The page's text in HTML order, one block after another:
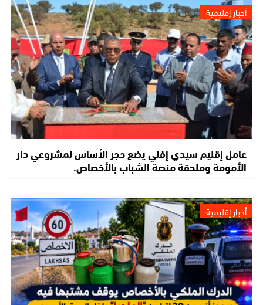
أخبار إقليمية
عامل إقليم سيدي إفني يضع حجر الأساس لمشروعي دار
الأمومة وملحقة منصة الشباب بالأخصاص.
أخبار إقليمية